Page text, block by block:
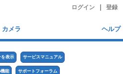
ログイン 登録
カメラ ヘルプ
を表示 サービスマニュアル
能 サポートフォーラム